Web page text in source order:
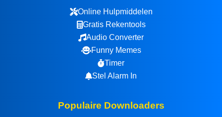
Online Hulpmiddelen
Gratis Rekentools
Audio Converter
Funny Memes
Timer
Stel Alarm In
Populaire Downloaders